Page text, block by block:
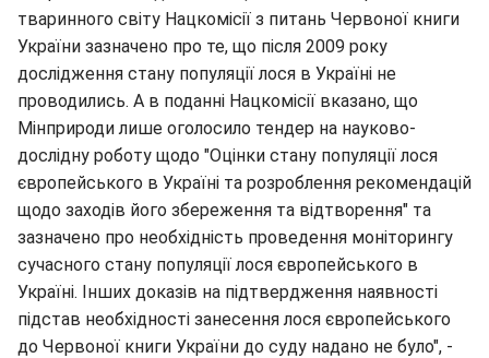
тваринного світу Нацкомісії з питань Червоної книги
України зазначено про те, що після 2009 року
дослідження стану популяції лося в Україні не
проводились. А в поданні Нацкомісії вказано, що
Мінприроди лише оголосило тендер на науково-
дослідну роботу щодо "Оцінки стану популяції лося
європейського в Україні та розроблення рекомендацій
щодо заходів його збереження та відтворення" та
зазначено про необхідність проведення моніторингу
сучасного стану популяції лося європейського в
Україні. Інших доказів на підтвердження наявності
підстав необхідності занесення лося європейського
до Червоної книги України до суду надано не було", -